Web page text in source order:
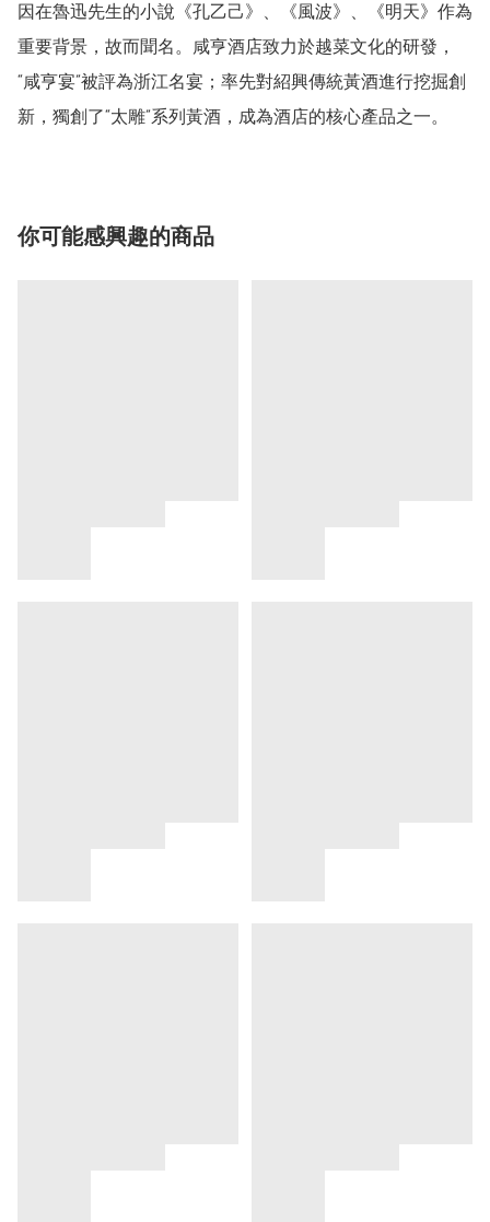
因在魯迅先生的小說《孔乙己》、《風波》、《明天》作為
重要背景，故而聞名。咸亨酒店致力於越菜文化的研發，
“咸亨宴”被評為浙江名宴；率先對紹興傳統黃酒進行挖掘創
新，獨創了“太雕”系列黃酒，成為酒店的核心產品之一。
你可能感興趣的商品